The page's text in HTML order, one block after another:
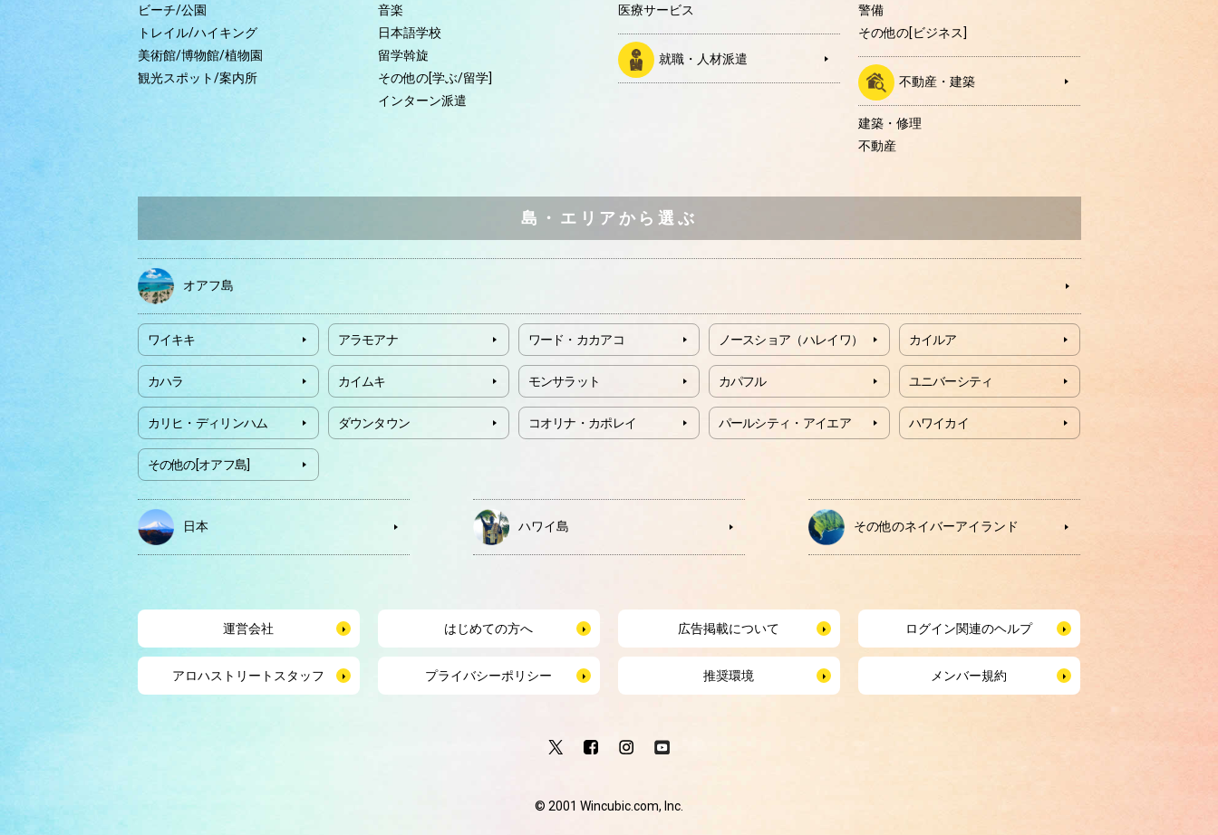
ビーチ/公園
トレイル/ハイキング
美術館/博物館/植物園
観光スポット/案内所
音楽
日本語学校
留学斡旋
その他の[学ぶ/留学]
インターン派遣
医療サービス
就職・人材派遣
警備
その他の[ビジネス]
不動産・建築
建築・修理
不動産
島・エリアから選ぶ
オアフ島
ワイキキ アラモアナ ワード・カカアコ ノースショア（ハレイワ） カイルア
カハラ カイムキ モンサラット カパフル ユニバーシティ
カリヒ・ディリンハム ダウンタウン コオリナ・カポレイ パールシティ・アイエア ハワイカイ
その他の[オアフ島]
日本 ハワイ島 その他のネイバーアイランド
運営会社 はじめての方へ 広告掲載について ログイン関連のヘルプ
アロハストリートスタッフ プライバシーポリシー 推奨環境 メンバー規約
© 2001 Wincubic.com, Inc.